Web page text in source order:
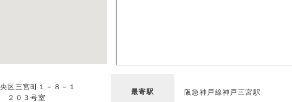
区三宮町１－８－１
２０３号室
最寄駅 阪急神戸線神戸三宮駅